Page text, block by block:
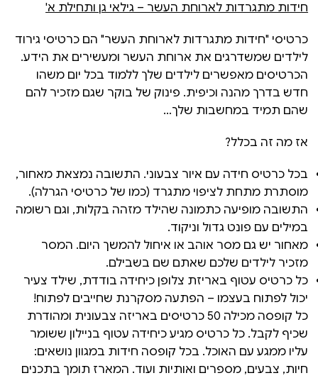
חידות מתגרדות לארוחת העשר – גילאי גן ותחילת א'
כרטיסי "חידות מתגרדות לארוחת העשר" הם כרטיסי גירוד
לילדים שמשדרגים את ארוחת העשר ומעשירים את הידע.
הכרטיסים מאפשרים לילדים שלך ללמוד בכל יום משהו
חדש בדרך מהנה וכיפית. פינוק של בוקר שגם מזכיר להם
שהם תמיד במחשבות שלך…
אז מה זה בכלל?
בכל כרטיס חידה עם איור צבעוני. התשובה נמצאת מאחור,
מוסתרת מתחת לציפוי מתגרד (כמו של כרטיסי הגרלה).
התשובה מופיעה כתמונה שהילד מזהה בקלות, וגם רשומה
במילים עם פונט גדול וניקוד.
מאחור יש גם מסר אוהב או איחול להמשך היום. המסר
מזכיר לילדים שלכם שאתם שם בשבילם.
כל כרטיס עטוף באריזת צלופן כיחידה בודדת, שילד צעיר
יכול לפתוח בעצמו – הפתעה מסקרנת שחייבים לפתוח!
כל קופסה מכילה 50 כרטיסים באריזה צבעונית ומהודרת
שכיף לקבל. כל כרטיס מגיע כיחידה עטוף בניילון ששומר
עליו ממגע עם האוכל. בכל קופסה חידות במגוון נושאים:
חיות, צבעים, מספרים ואותיות ועוד. המארז תומך בתכנים